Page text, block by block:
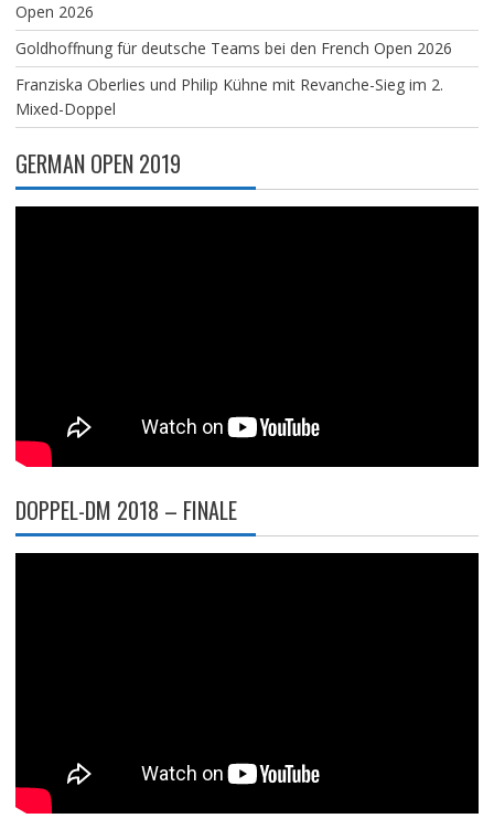
Open 2026
Goldhoffnung für deutsche Teams bei den French Open 2026
Franziska Oberlies und Philip Kühne mit Revanche-Sieg im 2.
Mixed-Doppel
GERMAN OPEN 2019
DOPPEL-DM 2018 – FINALE